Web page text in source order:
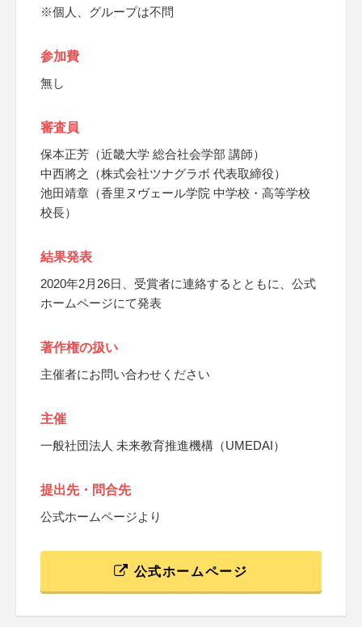
※個人、グループは不問
参加費
無し
審査員
保本正芳（近畿大学 総合社会学部 講師）
中西將之（株式会社ツナグラボ 代表取締役）
池田靖章（香里ヌヴェール学院 中学校・高等学校
校長）
結果発表
2020年2月26日、受賞者に連絡するとともに、公式
ホームページにて発表
著作権の扱い
主催者にお問い合わせください
主催
一般社団法人 未来教育推進機構（UMEDAI）
提出先・問合先
公式ホームページより
公式ホームページ